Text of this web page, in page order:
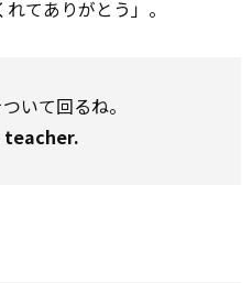
てありがとう」。
いて回るね。